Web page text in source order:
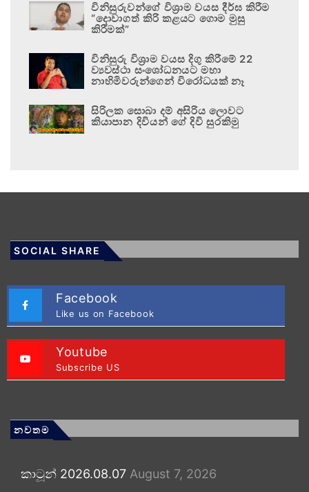
විනිසුරුවන්ගේ විශ්‍රාම වයස දීර්ඝ කිරීම
“දොවාගත් කිරි කළයට ගොම මුසු
කිරීමක්”
විනිසුරු විශ්‍රාම වයස දිගු කිරීමේ 22
ව්‍යවස්ථා සංශෝධනයට මහා
නාහිමිවරුන්ගෙන් විරෝධයක් නෑ
සිරිලක සොබා දම් අසිරිය ලොවට
කියාපාන දිවියන් ගේ දිවි සුරකිමු
SOCIAL SHARE
Facebook
Like us on Facebook
Youtube
Subscribe US
නවතම
කාටූන් 2026.08.07 August 7, 2026